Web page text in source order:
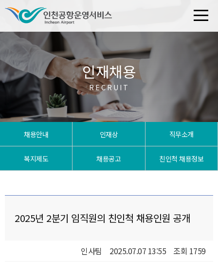
채용안내 인재상 직무소개
복지제도 채용공고 친인척 채용정보
인재채용
RECRUIT
2025년 2분기 임직원의 친인척 채용인원 공개
인사팀 2025.07.07 13:55 조회 1759